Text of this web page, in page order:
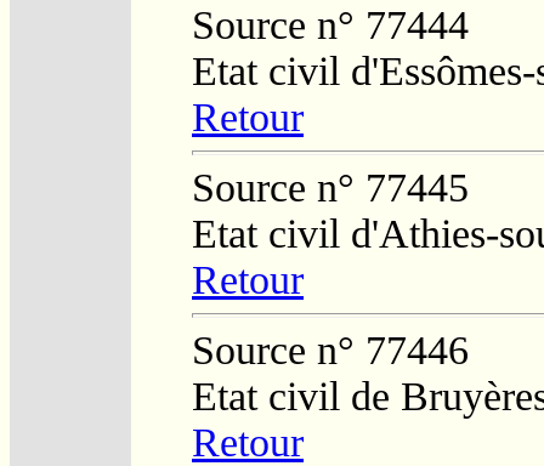
Source n° 77444
Etat civil
Retour
Source n° 77445
Etat civil d'Athies-
Retour
Source n° 77446
Etat civil de
Retour